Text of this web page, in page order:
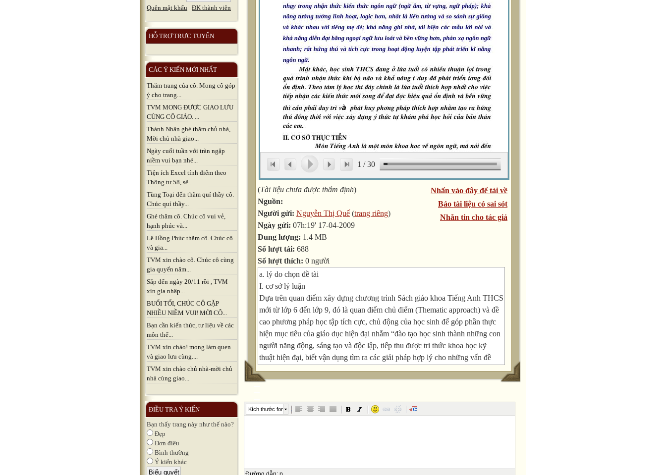
Quên mật khẩu ĐK thành viên
HỖ TRỢ TRỰC TUYẾN
CÁC Ý KIẾN MỚI NHẤT
Thăm trang của cô. Mong cô góp
ý cho trang...
TVM MONG ĐƯỢC GIAO LƯU
CÙNG CÔ GIÁO. ...
Thành Nhân ghé thăm chủ nhà,
Mời chủ nhà giao...
Ngày cuối tuần với tràn ngập
niềm vui bạn nhé...
Tiện ích Excel tính điểm theo
Thông tư 58, sẽ...
Tùng Toại đến thăm quí thầy cô.
Chúc quí thầy...
Ghé thăm cô. Chúc cô vui vẻ,
hạnh phúc và...
Lê Hồng Phúc thăm cô. Chúc cô
và gia...
TVM xin chào cô. Chúc cô cùng
gia quyến năm...
Sắp đến ngày 20/11 rồi , TVM
xin gia nhập...
BUỔI TỐI, CHÚC CÔ GẶP
NHIỀU NIỀM VUI! MỜI CÔ...
Bạn cần kiến thức, tư liệu về các
môn thể...
TVM xin chào! mong làm quen
và giao lưu cùng....
TVM xin chào chủ nhà-mời chủ
nhà cùng giao...
ĐIỀU TRA Ý KIẾN
Bạn thấy trang này như thế nào?
Đẹp
Đơn điệu
Bình thường
Ý kiến khác
1 /30
Nhấn vào đây để tải về
Báo tài liệu có sai sót
Nhắn tin cho tác giả
(Tài liệu chưa được thẩm định)
Nguồn:
Người gửi: Nguyễn Thị Quế (trang riêng)
Ngày gửi: 07h:19' 17-04-2009
Dung lượng: 1.4 MB
Số lượt tải: 688
Số lượt thích: 0 người
a. lý do chọn đề tài
I. cơ sở lý luận
Dựa trên quan điểm xây dựng chương trình Sách giáo khoa Tiếng Anh THCS
mới từ lớp 6 đến lớp 9, đó là quan điểm chủ điểm (Thematic approach) và đề
cao phương pháp học tập tích cực, chủ động của học sinh để góp phần thực
hiện mục tiêu của giáo dục hiện đại nhằm “đào tạo học sinh thành những con
người năng động, sáng tạo và độc lập, tiếp thu được tri thức khoa học kỹ
thuật hiện đại, biết vận dụng tìm ra các giải pháp hợp lý cho những vấn đề
trong cuộc sống của bản thân và xã hội ”.
Mọi quan điểm phương pháp đã được đưa ra trao đổi và thử nghiệm đều có
sinh, đưa kiến thức vào thực tế đời sống xã hội, phát huy tối đa tính chủ động
của người học. Làm thế nào để hoạt động dạy và học đạt được hiệu quả cao,
Kích thước font